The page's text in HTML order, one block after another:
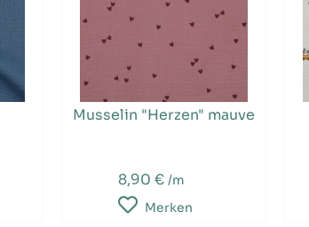
Musselin "Herzen" mauve
8,90 € /m
Merken